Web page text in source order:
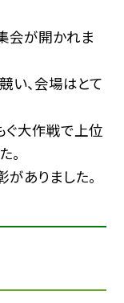
会が開かれま
い、会場はとて
ぐ大作戦で上位
。
ありました。